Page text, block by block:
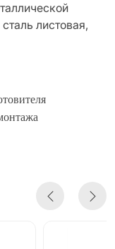
листовая,